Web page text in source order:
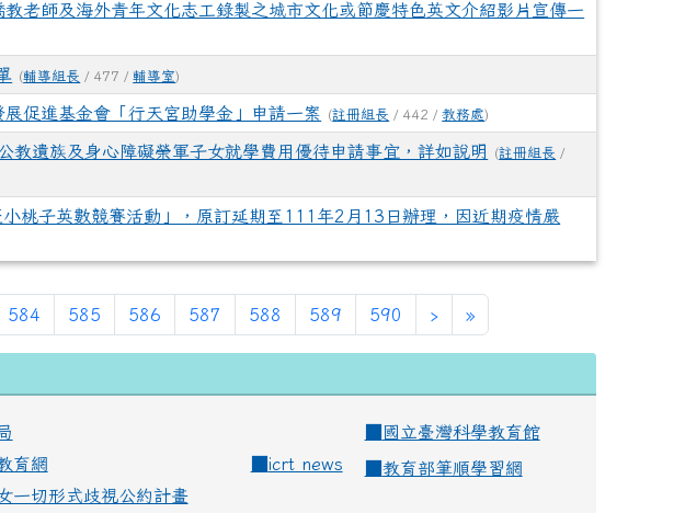
老師及海外青年文化志工錄製之城市文化或節慶特色英文介紹影片宣傳一
(輔導組長 / 477 /輔導室)
促進基金會「行天宮助學金」申請一案 (註冊組長 / 442 /教務處)
教遺族及身心障礙榮軍子女就學費用優待申請事宜，詳如說明 (註冊組長 /
小桃子英數競賽活動」，原訂延期至111年2月13日辦理，因近期疫情嚴
584 585 586 587 588 589 590 › »
國立臺灣科學教育館
育網 icrt news
教育部筆順學習網
一切形式歧視公約計畫